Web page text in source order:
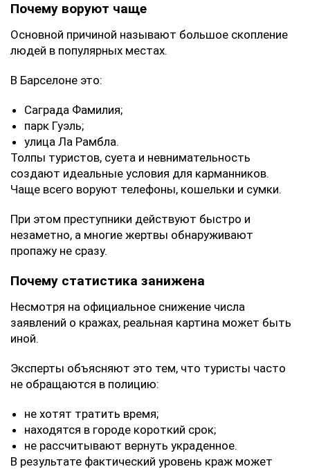
Почему воруют чаще
Основной причиной называют большое скопление
людей в популярных местах.
В Барселоне это:
Саграда Фамилия;
парк Гуэль;
улица Ла Рамбла.
Толпы туристов, суета и невнимательность
создают идеальные условия для карманников.
Чаще всего воруют телефоны, кошельки и сумки.
При этом преступники действуют быстро и
незаметно, а многие жертвы обнаруживают
пропажу не сразу.
Почему статистика занижена
Несмотря на официальное снижение числа
заявлений о кражах, реальная картина может быть
иной.
Эксперты объясняют это тем, что туристы часто
не обращаются в полицию:
не хотят тратить время;
находятся в городе короткий срок;
не рассчитывают вернуть украденное.
В результате фактический уровень краж может